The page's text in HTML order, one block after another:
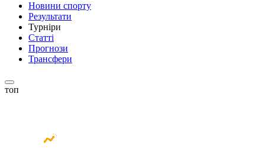
Новини спорту
Результати
Турніри
Статті
Прогнози
Трансфери
топ